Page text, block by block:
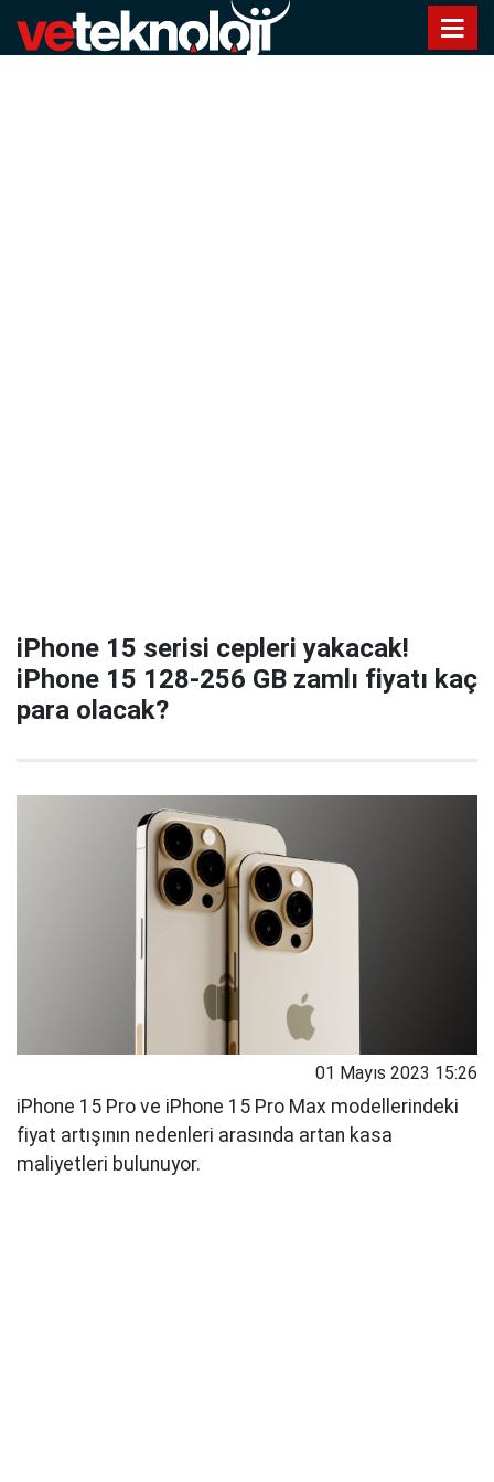
iPhone 15 serisi cepleri yakacak!
iPhone 15 128-256 GB zamlı fiyatı kaç
para olacak?
01 Mayıs 2023 15:26
iPhone 15 Pro ve iPhone 15 Pro Max modellerindeki
fiyat artışının nedenleri arasında artan kasa
maliyetleri bulunuyor.